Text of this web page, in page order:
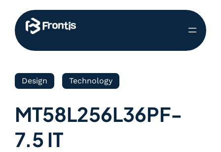
Design Technology
MT58L256L36PF-
7.5 IT